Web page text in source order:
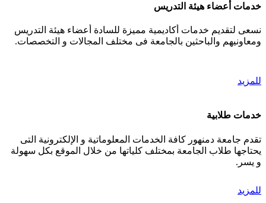
خدمات أعضاء هيئة التدريس
نسعى لتقديم خدمات أكاديمية مميزة للسادة أعضاء هيئة التدريس
ومعاونيهم والباحثين بالجامعة فى مختلف المجالات و التخصصات.
للمزيد
خدمات طلابية
تقدم جامعة دمنهور كافة الخدمات المعلوماتية و الإلكترونية التى
يحتاجها طلاب الجامعة بمختلف كلياتها من خلال الموقع بكل سهولة
و يسر.
للمزيد